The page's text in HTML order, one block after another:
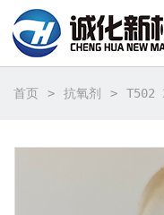
首页 抗氧剂 T502